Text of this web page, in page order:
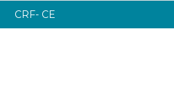
CRF- CE